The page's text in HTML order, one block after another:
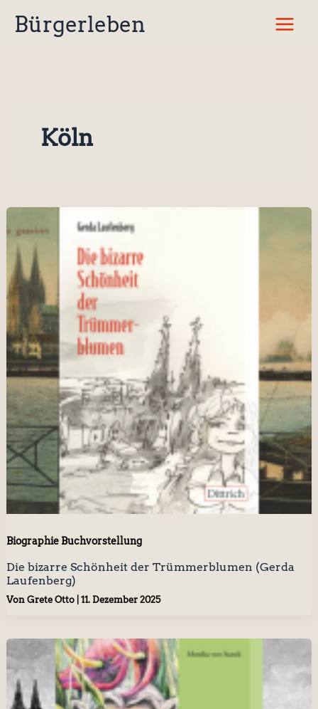
InhaltBürgerleben
Köln
Biographie Buchvorstellung
Die bizarre Schönheit der Trümmerblumen (Gerda
Laufenberg)
Von Grete Otto 11. Dezember 2025